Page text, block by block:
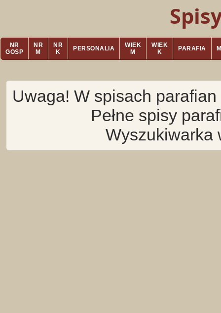
NR
GOSP
NR
M
NR
K
PERSONALIA
WIEK
M
WIEK
K
PARAFIA
Uwaga! W spisach
Pełne spisy
Wyszukiwarka